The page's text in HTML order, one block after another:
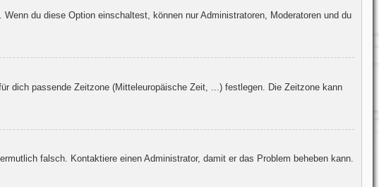
du diese Option einschaltest, können nur Administratoren, Moderatoren und du
dich passende Zeitzone (Mitteleuropäische Zeit, ...) festlegen. Die Zeitzone kann
falsch. Kontaktiere einen Administrator, damit er das Problem beheben kann.